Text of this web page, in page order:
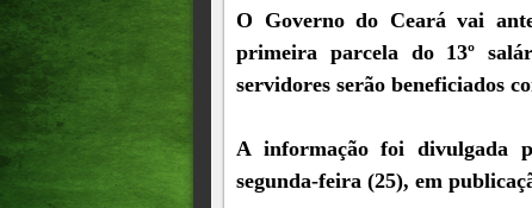
O Governo do Ceará vai
primeira parcela do 13º
servidores serão beneficiados
A informação foi divulgada
segunda-feira (25), em